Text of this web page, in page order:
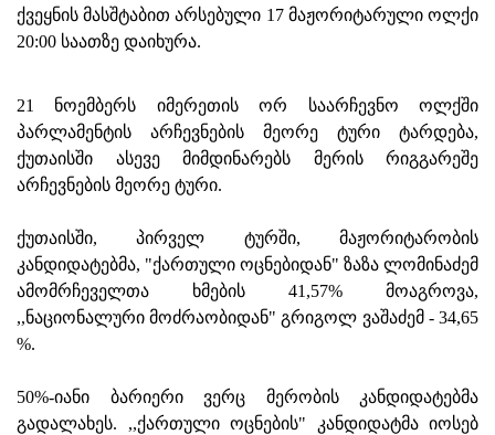
ქვეყნის მასშტაბით არსებული 17 მაჟორიტარული ოლქი
20:00 საათზე დაიხურა.
21 ნოემბერს იმერეთის ორ საარჩევნო ოლქში
პარლამენტის არჩევნების მეორე ტური ტარდება,
ქუთაისში ასევე მიმდინარებს მერის რიგგარეშე
არჩევნების მეორე ტური.
ქუთაისში, პირველ ტურში, მაჟორიტარობის
კანდიდატებმა, "ქართული ოცნებიდან" ზაზა ლომინაძემ
ამომრჩეველთა ხმების 41,57% მოაგროვა,
,,ნაციონალური მოძრაობიდან" გრიგოლ ვაშაძემ - 34,65
%.
50%-იანი ბარიერი ვერც მერობის კანდიდატებმა
გადალახეს. ,,ქართული ოცნების" კანდიდატმა იოსებ